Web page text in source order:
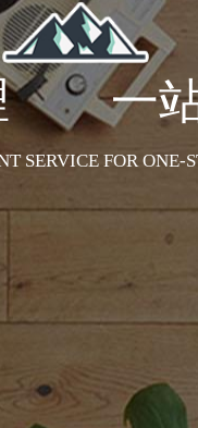
一
SERVICE FOR ONE-